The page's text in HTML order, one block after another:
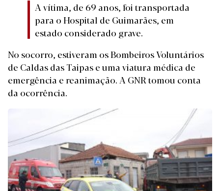
A vítima, de 69 anos, foi transportada
para o Hospital de Guimarães, em
estado considerado grave.
No socorro, estiveram os Bombeiros Voluntários
de Caldas das Taipas e uma viatura médica de
emergência e reanimação. A GNR tomou conta
da ocorrência.